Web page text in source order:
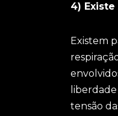
4)
Existem
tensão